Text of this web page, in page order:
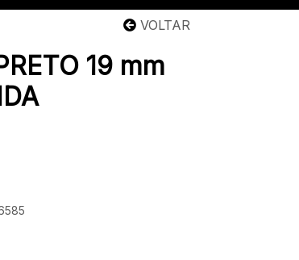
VOLTAR
19 mm